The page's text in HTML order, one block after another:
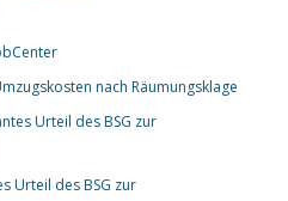
nach Räumungsklage
Urteil des BSG zur
Urteil des BSG zur